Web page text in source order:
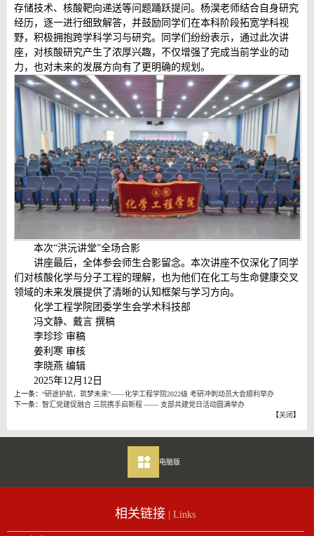
存储技术、核酸靶向递送等问题踊跃提问。杨淏老师结合自身研究
经历，逐一进行细致解答，并鼓励同学们在本科阶段拓宽学科视
野，积极拥抱跨学科学习与研究。同学们纷纷表示，通过此次讲
座，对核酸研究产生了浓厚兴趣，不仅增强了完成当前学业的动
力，也对未来的发展方向有了更明确的规划。
本次“洪沅讲堂”全场合影
讲座最后，全体参会师生合影留念。本次讲座不仅深化了同学
们对核酸化学与分子工程的理解，也为他们在化工与生命健康交叉
领域的未来发展提供了清晰的认知框架与学习方向。
化学工程学院团委学生会学术科技部
冯文静、戴言 撰稿
李珍珍 审稿
姜利寒 审核
李晓燕 编辑
2025年12月12日
上一条： “研途护航，筑梦未来”——化学工程学院2022级 考研冲刺动员大会顺利举办
下一条： 智汇党建促融合 三院携手启新程 —— 支部共建党日活动圆满举办
【关闭】
电脑版
相关链接 | Links